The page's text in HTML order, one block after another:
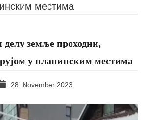
местима
делу земље проходни,
у планинским местима
28. November 2023.